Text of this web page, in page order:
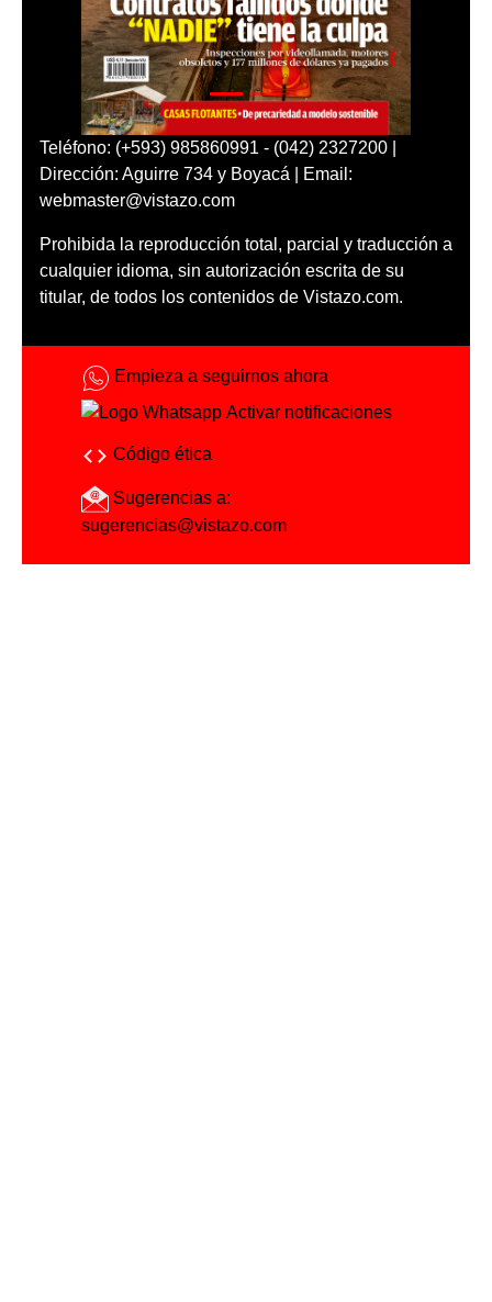
Teléfono: (+593) 985860991 - (042) 2327200 |
Dirección: Aguirre 734 y Boyacá | Email:
webmaster@vistazo.com
Prohibida la reproducción total, parcial y traducción a
cualquier idioma, sin autorización escrita de su
titular, de todos los contenidos de Vistazo.com.
Empieza a seguirnos ahora
Activar notificaciones
Código ética
Sugerencias a:
sugerencias@vistazo.com